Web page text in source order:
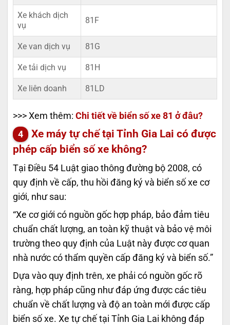
Xe khách dịch
vụ
81F
Xe van dịch vụ 81G
Xe tải dịch vụ 81H
Xe liên doanh 81LD
>>> Xem thêm: Chi tiết về biển số xe 81 ở đâu?
Xe máy tự chế tại Tỉnh Gia Lai có được
phép cấp biển số xe không?
Tại Điều 54 Luật giao thông đường bộ 2008, có
quy định về cấp, thu hồi đăng ký và biển số xe cơ
giới, như sau:
“Xe cơ giới có nguồn gốc hợp pháp, bảo đảm tiêu
chuẩn chất lượng, an toàn kỹ thuật và bảo vệ môi
trường theo quy định của Luật này được cơ quan
nhà nước có thẩm quyền cấp đăng ký và biển số.”
Dựa vào quy định trên, xe phải có nguồn gốc rõ
ràng, hợp pháp cũng như đáp ứng được các tiêu
chuẩn về chất lượng và độ an toàn mới được cấp
biển số xe. Xe tự chế tại Tỉnh Gia Lai không đáp